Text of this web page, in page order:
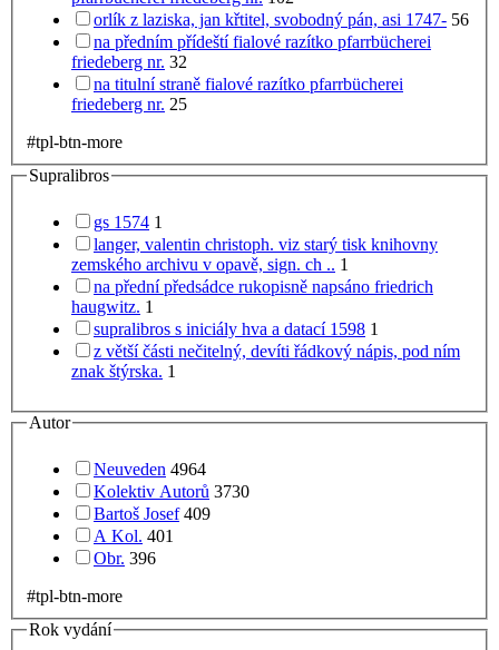
orlík z laziska, jan křtitel, svobodný pán, asi 1747- 56
na předním přídeští fialové razítko pfarrbücherei
friedeberg nr. 32
na titulní straně fialové razítko pfarrbücherei
friedeberg nr. 25
#tpl-btn-more
Supralibros
gs 1574 1
langer, valentin christoph. viz starý tisk knihovny
zemského archivu v opavě, sign. ch .. 1
na přední předsádce rukopisně napsáno friedrich
haugwitz. 1
supralibros s iniciály hva a datací 1598 1
z větší části nečitelný, devíti řádkový nápis, pod ním
znak štýrska. 1
Autor
Neuveden 4964
Kolektiv Autorů 3730
Bartoš Josef 409
A Kol. 401
Obr. 396
#tpl-btn-more
Rok vydání